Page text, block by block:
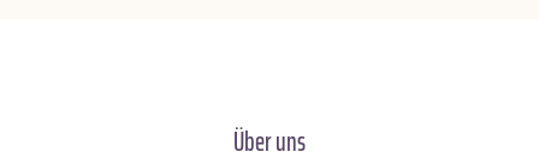
Über uns